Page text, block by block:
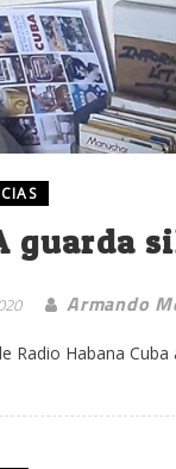
guarda
Armando
Radio Habana